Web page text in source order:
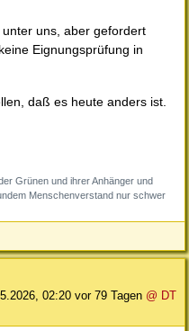
uns, aber gefordert
Eignungsprüfung in
daß es heute anders ist.
Grünen und ihrer Anhänger und
Menschenverstand nur schwer
02:20 vor 79 Tagen @ DT